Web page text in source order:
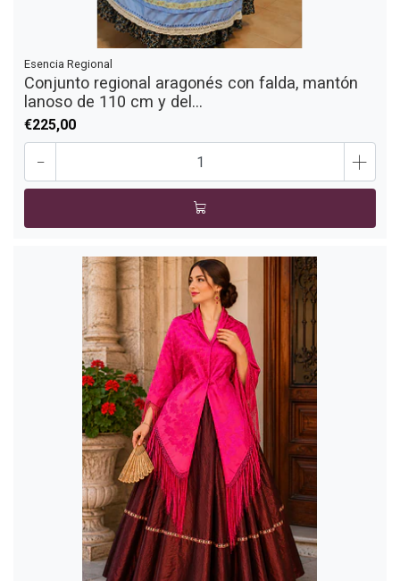
Esencia Regional
Conjunto regional aragonés con falda, mantón
lanoso de 110 cm y del...
€225,00
- +